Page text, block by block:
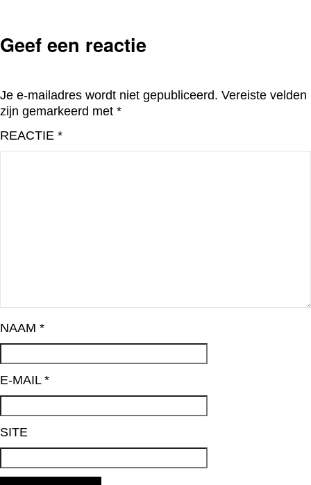
Geef een reactie
Je e-mailadres wordt niet gepubliceerd. Vereiste velden
zijn gemarkeerd met *
REACTIE *
NAAM *
E-MAIL *
SITE